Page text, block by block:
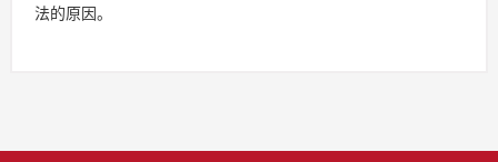
法的原因。